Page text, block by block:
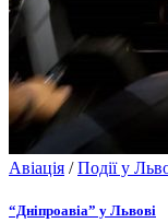
Авіація /Події у
“Дніпроавіа” у Львові